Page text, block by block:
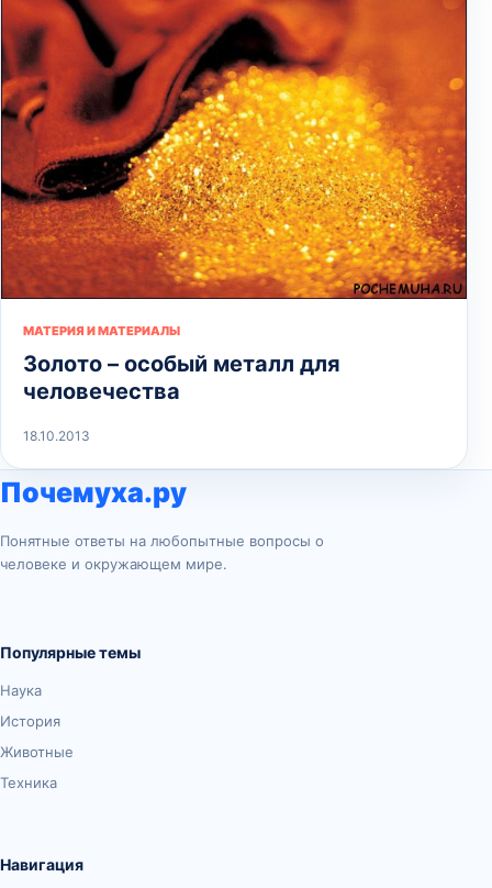
МАТЕРИЯ И МАТЕРИАЛЫ
Золото – особый металл для
человечества
18.10.2013
Почемуха.ру
Понятные ответы на любопытные вопросы о
человеке и окружающем мире.
Популярные темы
Наука
История
Животные
Техника
Навигация